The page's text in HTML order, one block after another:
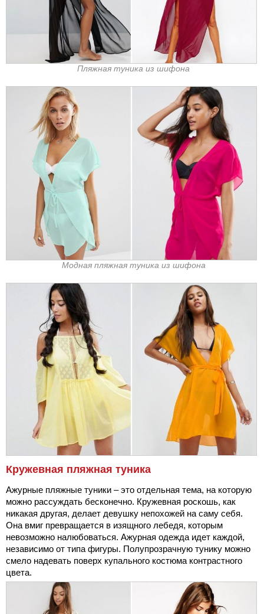
Пляжная туника из шифона
Модная пляжная туника из шифона
Кружевная пляжная туника
Ажурные пляжные туники – это отдельная тема, на которую
можно рассуждать бесконечно. Кружевная роскошь, как
никакая другая, делает девушку непохожей на саму себя.
Она вмиг превращается в изящного лебедя, которым
невозможно налюбоваться. Ажурная одежда идет каждой,
независимо от типа фигуры. Полупрозрачную тунику можно
смело надевать поверх купального костюма контрастного
цвета.